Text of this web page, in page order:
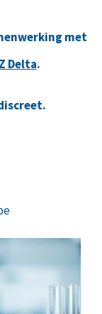
met
Delta.